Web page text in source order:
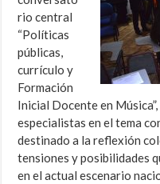
rio central
“Políticas
públicas,
currículo y
Formación
Inicial Docente en
especialistas en el tema
destinado a la reflexión
tensiones y posibilidades
en el actual escenario